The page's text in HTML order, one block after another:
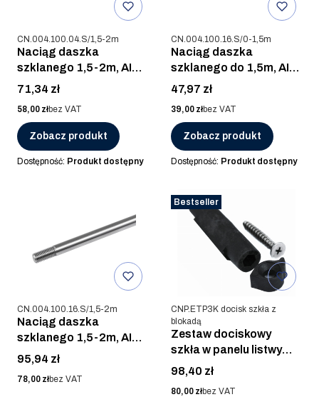
Kod produktu
CN.004.100.04.S/1,5-2m
Naciąg daszka
szklanego 1,5-2m, AISI
304, SUROWA
Cena
71,34 zł
Cena
58,00 złbez VAT
Zobacz produkt
Dostępność: Produkt dostępny
Kod produktu
CN.004.100.16.S/0-1,5m
Naciąg daszka
szklanego do 1,5m, AISI
316, SUROWA
Cena
47,97 zł
Cena
39,00 złbez VAT
Zobacz produkt
Dostępność: Produkt dostępny
Kod produktu
CN.004.100.16.S/1,5-2m
Naciąg daszka
szklanego 1,5-2m, AISI
316, SUROWA
Cena
95,94 zł
Cena
78,00 złbez VAT
Bestseller
Kod produktu
CNP.ETP3K docisk szkła z
blokadą
Zestaw dociskowy
szkła w panelu listwy
CNP.ETP3
Cena
98,40 zł
Cena
80,00 złbez VAT